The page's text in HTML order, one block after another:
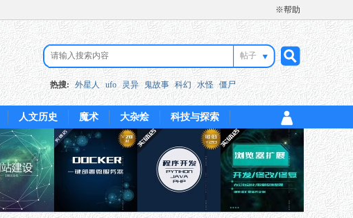
※帮助
帖子
搜
索
热搜: 外星人 ufo 灵异 鬼故事 科幻 水怪 僵尸
人文历史 魔术 大杂烩 科技与探索